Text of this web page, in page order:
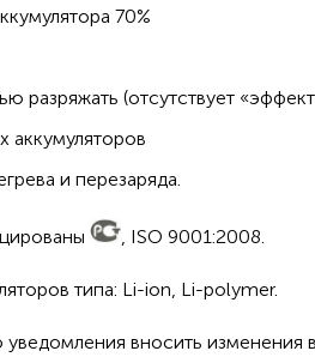
70%
разряжать (отсутствует
аккумуляторов
и перезаряда.
, ISO 9001:2008.
типа: Li-ion, Li-polymer.
вносить